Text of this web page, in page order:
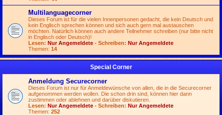
Multilanguagecorner
Dieses Forum ist für die vielen Innenpersonen gedacht, die kein Deutsch und
kein Englisch sprechen können und sich auch gern mal austauschen
möchten. Natürlich können auch andere Teilnehmer schreiben (nur bitte nicht
in Englisch oder Deutsch)!
Lesen: Nur Angemeldete - Schreiben: Nur Angemeldete
Themen: 14
Special Corner
Anmeldung Securecorner
Dieses Forum ist nur für Anmeldewünsche von allen, die in die Securecorner
aufgenommen werden wollen. Die schon drin sind, können hier dann
zustimmen oder ablehnen und darüber diskutieren.
Lesen: Nur Angemeldete - Schreiben: Nur Angemeldete
Themen: 252